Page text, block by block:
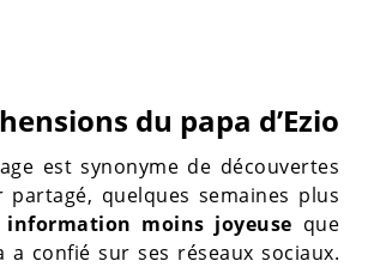
du papa d’Ezio
est synonyme de découvertes
quelques semaines plus
information moins joyeuse que
a confié sur ses réseaux sociaux.